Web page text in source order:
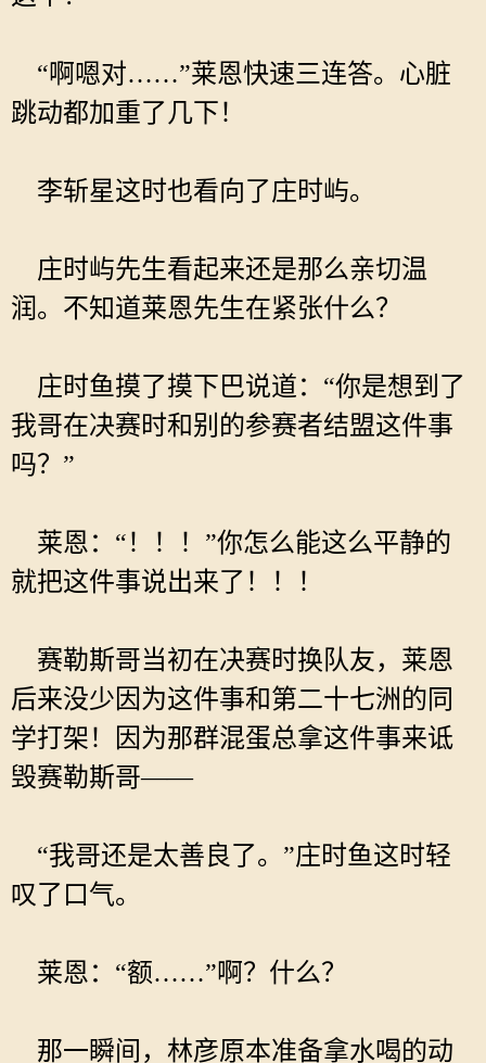
“啊嗯对……”莱恩快速三连答。心脏
跳动都加重了几下！
李斩星这时也看向了庄时屿。
庄时屿先生看起来还是那么亲切温
润。不知道莱恩先生在紧张什么？
庄时鱼摸了摸下巴说道：“你是想到了
我哥在决赛时和别的参赛者结盟这件事
吗？”
莱恩：“！！！”你怎么能这么平静的
就把这件事说出来了！！！
赛勒斯哥当初在决赛时换队友，莱恩
后来没少因为这件事和第二十七洲的同
学打架！因为那群混蛋总拿这件事来诋
毁赛勒斯哥——
“我哥还是太善良了。”庄时鱼这时轻
叹了口气。
莱恩：“额……”啊？什么？
那一瞬间，林彦原本准备拿水喝的动